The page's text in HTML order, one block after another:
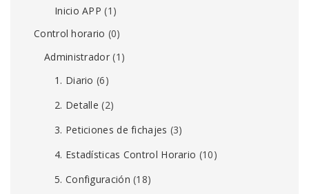
Inicio APP (1)
Control horario (0)
Administrador(1)
1. Diario (6)
2. Detalle (2)
3. Peticiones de fichajes (3)
4. Estadísticas Control Horario (10)
5. Configuración (18)